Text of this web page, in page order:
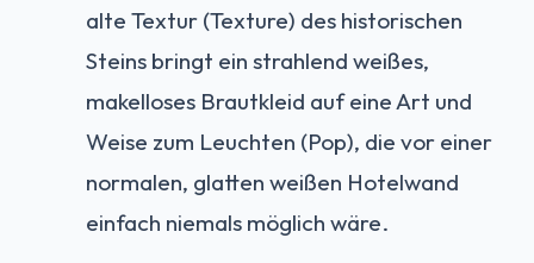
alte Textur (Texture) des historischen
Steins bringt ein strahlend weißes,
makelloses Brautkleid auf eine Art und
Weise zum Leuchten (Pop), die vor einer
normalen, glatten weißen Hotelwand
einfach niemals möglich wäre.